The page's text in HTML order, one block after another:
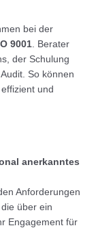
bei der
9001 . Berater
der Schulung
So können
und
anerkanntes
Anforderungen
über ein
Engagement für